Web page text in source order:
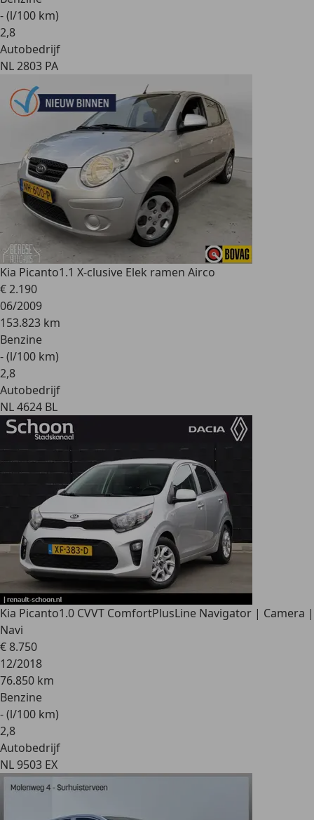
- (l/100 km)
2,8
Autobedrijf
NL 2803 PA
Kia Picanto1.1 X-clusive Elek ramen Airco
€ 2.190
06/2009
153.823 km
Benzine
- (l/100 km)
2,8
Autobedrijf
NL 4624 BL
Kia Picanto1.0 CVVT ComfortPlusLine Navigator | Camera |
Navi
€ 8.750
12/2018
76.850 km
Benzine
- (l/100 km)
2,8
Autobedrijf
NL 9503 EX